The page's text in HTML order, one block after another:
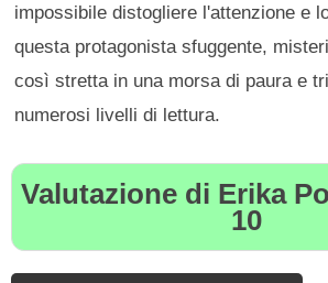
impossibile distogliere l'attenzione e
questa protagonista sfuggente,
così stretta in una morsa di paura e
numerosi livelli di lettura.
Valutazione di Erika
10